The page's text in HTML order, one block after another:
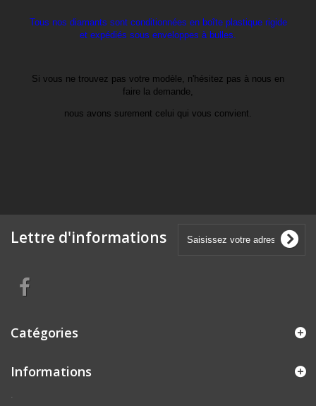
Tous nos diamants sont conditionnées en boîte plastique rigide
et expédiés sous enveloppes à bulles.
Si vous ne trouvez pas votre modèle, n'hésitez pas à nous en
faire la demande,
nous avons surement celui qui vous convient.
Lettre d'informations
Catégories
Informations
.